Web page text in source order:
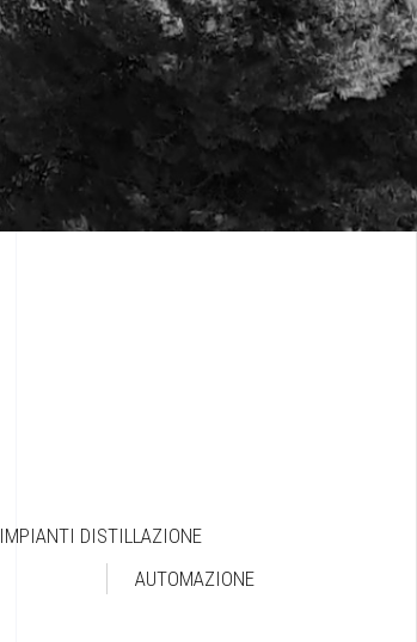
IMPIANTI DISTILLAZIONE
AUTOMAZIONE